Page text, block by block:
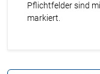
Pflichtfelder sind
markiert.